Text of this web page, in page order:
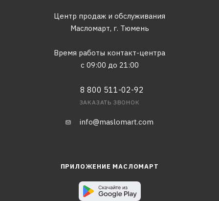
Центр продаж и обслуживания
Масломарт, г. Тюмень
Время работы контакт-центра
с 09:00 до 21:00
8 800 511-02-92
ЗАКАЗАТЬ ЗВОНОК
info@maslomart.com
ПРИЛОЖЕНИЕ МАСЛОМАРТ